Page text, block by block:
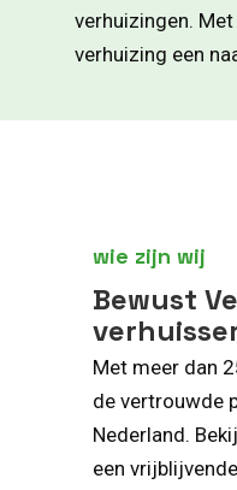
verhuizingen.
verhuizing een
wie zijn wij
Bewust
Met meer dan
de vertrouwde
Nederland.
een